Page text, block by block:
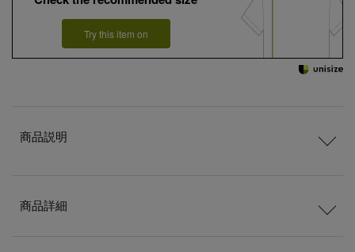
Try this item on
商品説明
商品詳細